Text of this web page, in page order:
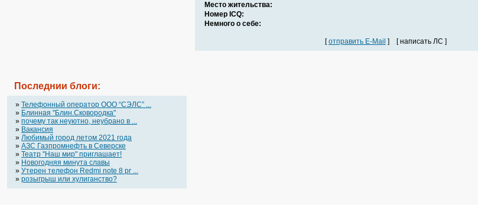
Последнии блоги:
» Телефонный оператор OOO “СЭЛС” ...
» Блинная "Блин.Сковородка"
» почему так неуютно, неубрано в ...
» Вакансия
» Любимый город летом 2021 года
» АЗС Газпромнефть в Северске
» Театр "Наш мир" приглашает!
» Новогодняя минута славы
» Утерен телефон Redmi note 8 pr ...
» розыгрыш или хулиганство?
Место жительства:
Номер ICQ:
Немного о себе:
[отправить E-Mail ] [ написать ЛС ]